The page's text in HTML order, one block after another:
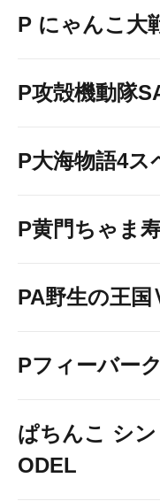
P にゃんこ大
P攻殻機動隊
P大海物語4
P黄門ちゃま
PA野生の王
Pフィーバー
ぱちんこ シ
ODEL